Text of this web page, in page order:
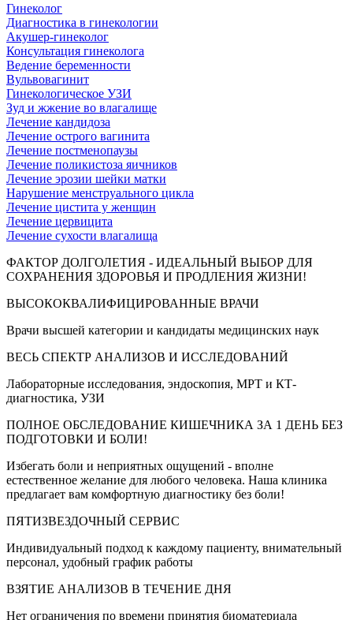
Гинеколог
Диагностика в гинекологии
Акушер-гинеколог
Консультация гинеколога
Ведение беременности
Вульвовагинит
Гинекологическое УЗИ
Зуд и жжение во влагалище
Лечение кандидоза
Лечение острого вагинита
Лечение постменопаузы
Лечение поликистоза яичников
Лечение эрозии шейки матки
Нарушение менструального цикла
Лечение цистита у женщин
Лечение цервицита
Лечение сухости влагалища
ФАКТОР ДОЛГОЛЕТИЯ - ИДЕАЛЬНЫЙ ВЫБОР ДЛЯ
СОХРАНЕНИЯ ЗДОРОВЬЯ И ПРОДЛЕНИЯ ЖИЗНИ!
ВЫСОКОКВАЛИФИЦИРОВАННЫЕ ВРАЧИ
Врачи высшей категории и кандидаты медицинских наук
ВЕСЬ СПЕКТР АНАЛИЗОВ И ИССЛЕДОВАНИЙ
Лабораторные исследования, эндоскопия, МРТ и КТ-
диагностика, УЗИ
ПОЛНОЕ ОБСЛЕДОВАНИЕ КИШЕЧНИКА ЗА 1 ДЕНЬ БЕЗ
ПОДГОТОВКИ И БОЛИ!
Избегать боли и неприятных ощущений - вполне
естественное желание для любого человека. Наша клиника
предлагает вам комфортную диагностику без боли!
ПЯТИЗВЕЗДОЧНЫЙ СЕРВИС
Индивидуальный подход к каждому пациенту, внимательный
персонал, удобный график работы
ВЗЯТИЕ АНАЛИЗОВ В ТЕЧЕНИЕ ДНЯ
Нет ограничения по времени принятия биоматериала